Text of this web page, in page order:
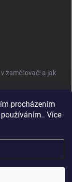
procházením
Více
zaměřovači a jak
vyhrazena.